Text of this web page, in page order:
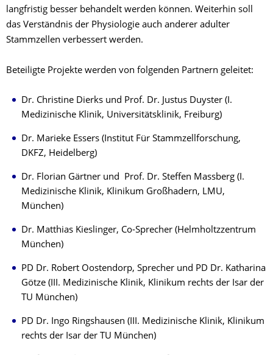
langfristig besser behandelt werden können. Weiterhin soll
das Verständnis der Physiologie auch anderer adulter
Stammzellen verbessert werden.
Beteiligte Projekte werden von folgenden Partnern geleitet:
Dr. Christine Dierks und Prof. Dr. Justus Duyster (I.
Medizinische Klinik, Universitätsklinik, Freiburg)
Dr. Marieke Essers (Institut Für Stammzellforschung,
DKFZ, Heidelberg)
Dr. Florian Gärtner und Prof. Dr. Steffen Massberg (I.
Medizinische Klinik, Klinikum Großhadern, LMU,
München)
Dr. Matthias Kieslinger, Co-Sprecher (Helmholtzzentrum
München)
PD Dr. Robert Oostendorp, Sprecher und PD Dr. Katharina
Götze (III. Medizinische Klinik, Klinikum rechts der Isar der
TU München)
PD Dr. Ingo Ringshausen (III. Medizinische Klinik, Klinikum
rechts der Isar der TU München)